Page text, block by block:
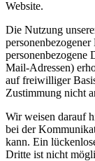
Website.
Die Nutzung
personenbezogene
Mail-Adressen)
auf freiwilliger
Zustimmung nicht
Wir weisen darauf
bei der
kann. Ein
Dritte ist nicht